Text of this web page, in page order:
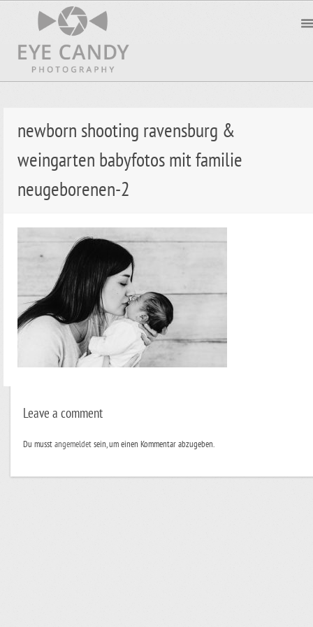
newborn shooting ravensburg &
weingarten babyfotos mit familie
neugeborenen-2
Leave a comment
Du musstangemeldetsein, um einen Kommentar abzugeben.